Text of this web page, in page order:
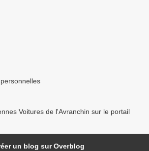
Voitures de l'Avranchin sur le portail
un blog sur Overblog